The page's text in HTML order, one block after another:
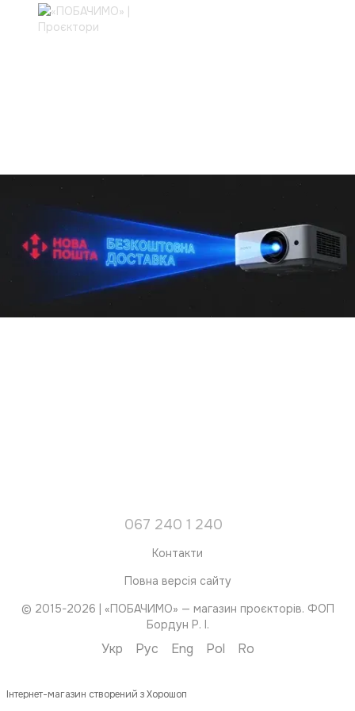
067 240 1 240
Контакти
Повна версія сайту
© 2015-2026 | «ПОБАЧИМО» — магазин проєкторів. ФОП
Бордун Р. І.
Укр Рус Eng Pol Ro
Інтернет-магазин створений з Хорошоп